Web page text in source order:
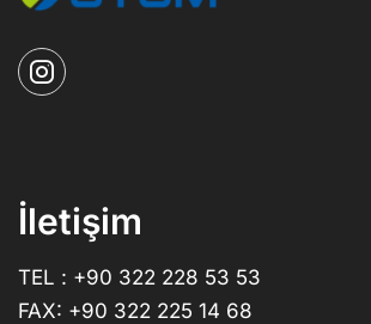
İletişim
TEL : +90 322 228 53 53
FAX: +90 322 225 14 68